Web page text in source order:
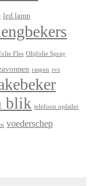
led lamp
Fles Olijfolie Spray
raspen rvs
blik telefoon oplader
voederschep